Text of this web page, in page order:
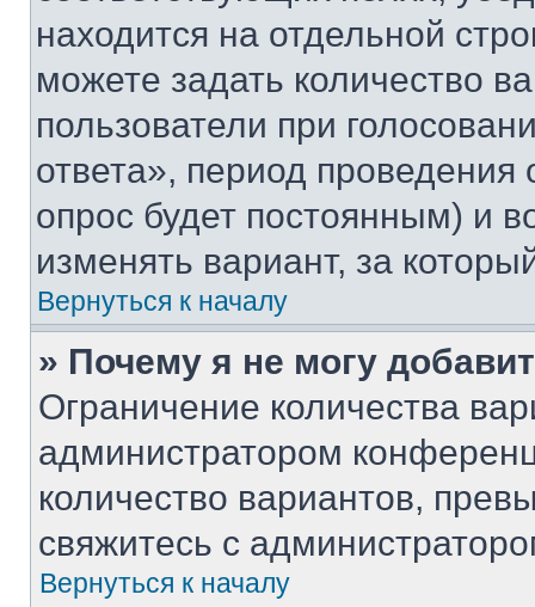
находится на отдельной
можете задать количество
пользователи при
ответа», период проведения
опрос будет постоянным) и
изменять вариант, за
Вернуться к началу
» Почему я не могу
Ограничение количества
администратором
количество вариантов,
свяжитесь с
Вернуться к началу